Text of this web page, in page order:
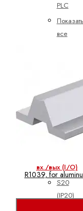
PLC
Показать
все
CML
CORE
XM
вх./вых (I/O)
S20
(IP20)
R1039, for